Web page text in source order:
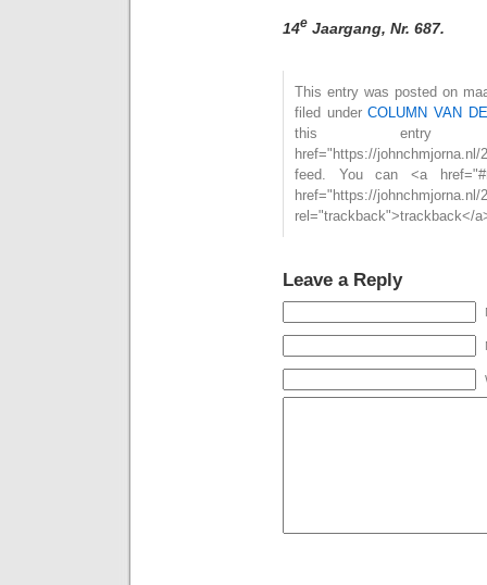
14e Jaargang, Nr. 687.
This entry was posted on
filed underCOLUMN VAN
this entry
href="https://
feed. You can <a
href="https://
rel="trackback">trackback</
Leave a Reply